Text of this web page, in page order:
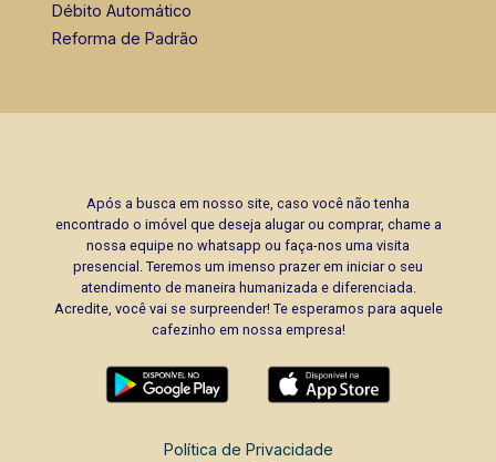
Débito Automático
Reforma de Padrão
Após a busca em nosso site, caso você não tenha
encontrado o imóvel que deseja alugar ou comprar, chame a
nossa equipe no whatsapp ou faça-nos uma visita
presencial. Teremos um imenso prazer em iniciar o seu
atendimento de maneira humanizada e diferenciada.
Acredite, você vai se surpreender! Te esperamos para aquele
cafezinho em nossa empresa!
Política de Privacidade